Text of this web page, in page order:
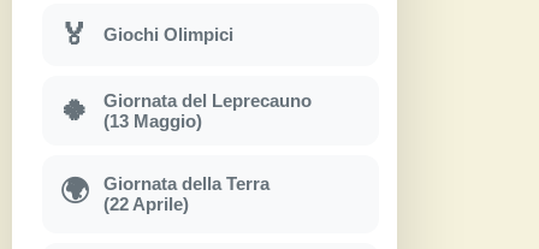
🏅 Giochi Olimpici
🍀
Giornata del Leprecauno
(13 Maggio)
🌍
Giornata della Terra
(22 Aprile)